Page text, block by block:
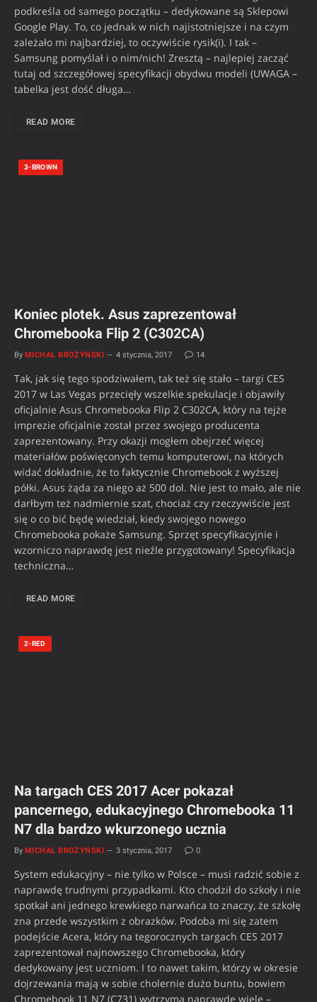
podkreśla od samego początku – dedykowane są Sklepowi
Google Play. To, co jednak w nich najistotniejsze i na czym
zależało mi najbardziej, to oczywiście rysik(i). I tak –
Samsung pomyślał i o nim/nich! Zresztą – najlepiej zacząć
tutaj od szczegółowej specyfikacji obydwu modeli (UWAGA –
tabelka jest dość długa…
READ MORE
3-BROWN
Koniec plotek. Asus zaprezentował
Chromebooka Flip 2 (C302CA)
By MICHAŁ BROŻYŃSKI 4 stycznia, 2017 14
Tak, jak się tego spodziwałem, tak też się stało – targi CES
2017 w Las Vegas przecięły wszelkie spekulacje i objawiły
oficjalnie Asus Chromebooka Flip 2 C302CA, który na tejże
imprezie oficjalnie został przez swojego producenta
zaprezentowany. Przy okazji mogłem obejrzeć więcej
materiałów poświęconych temu komputerowi, na których
widać dokładnie, że to faktycznie Chromebook z wyższej
półki. Asus żąda za niego aż 500 dol. Nie jest to mało, ale nie
darłbym też nadmiernie szat, chociaż czy rzeczywiście jest
się o co bić będę wiedział, kiedy swojego nowego
Chromebooka pokaże Samsung. Sprzęt specyfikacyjnie i
wzorniczo naprawdę jest nieźle przygotowany! Specyfikacja
techniczna…
READ MORE
2-RED
Na targach CES 2017 Acer pokazał
pancernego, edukacyjnego Chromebooka 11
N7 dla bardzo wkurzonego ucznia
By MICHAŁ BROŻYŃSKI 3 stycznia, 2017 0
System edukacyjny – nie tylko w Polsce – musi radzić sobie z
naprawdę trudnymi przypadkami. Kto chodził do szkoły i nie
spotkał ani jednego krewkiego narwańca to znaczy, że szkołę
zna przede wszystkim z obrazków. Podoba mi się zatem
podejście Acera, który na tegorocznych targach CES 2017
zaprezentował najnowszego Chromebooka, który
dedykowany jest uczniom. I to nawet takim, którzy w okresie
dojrzewania mają w sobie cholernie dużo buntu, bowiem
Chromebook 11 N7 (C731) wytrzyma naprawdę wiele –